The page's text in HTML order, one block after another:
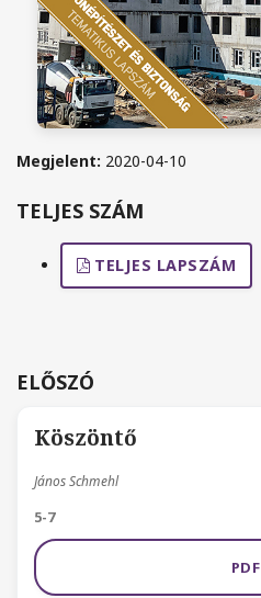
Megjelent: 2020-04-10
TELJES SZÁM
TELJES LAPSZÁM
ELŐSZÓ
Köszöntő
János Schmehl
5-7
PDF